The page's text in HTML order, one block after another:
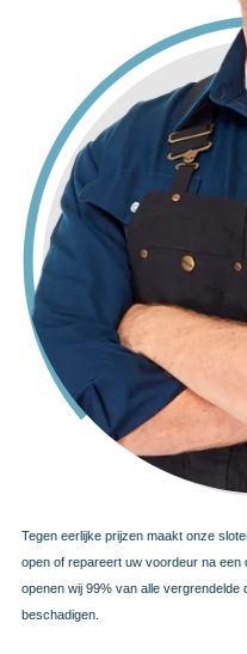
Tegen eerlijke prijzen maakt onze
open of repareert uw voordeur na
openen wij 99% van alle
beschadigen.